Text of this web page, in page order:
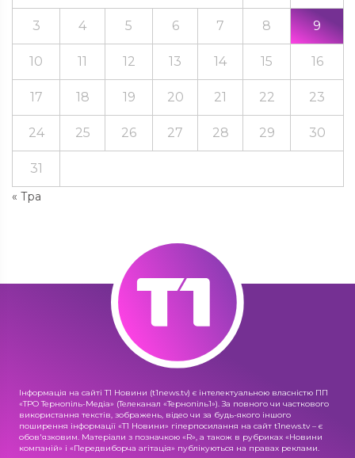
« Тра
3 4 5 6 7 8 9
10 11 12 13 14 15 16
17 18 19 20 21 22 23
24 25 26 27 28 29 30
31
Інформація на сайті Т1 Новини (t1news.tv) є інтелектуальною власністю ПП
«ТРО Тернопіль-Медіа» (Телеканал «Тернопіль1»). За повного чи часткового
використання текстів, зображень, відео чи за будь-якого іншого
поширення інформації «Т1 Новини» гіперпосилання на сайт t1news.tv – є
обов'язковим. Матеріали з позначкою «R», а також в рубриках «Новини
компаній» і «Передвиборча агітація» публікуються на правах реклами.